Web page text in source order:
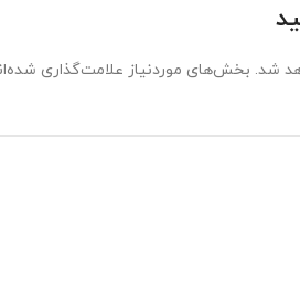
شد. بخش‌های موردنیاز علامت‌گذاری